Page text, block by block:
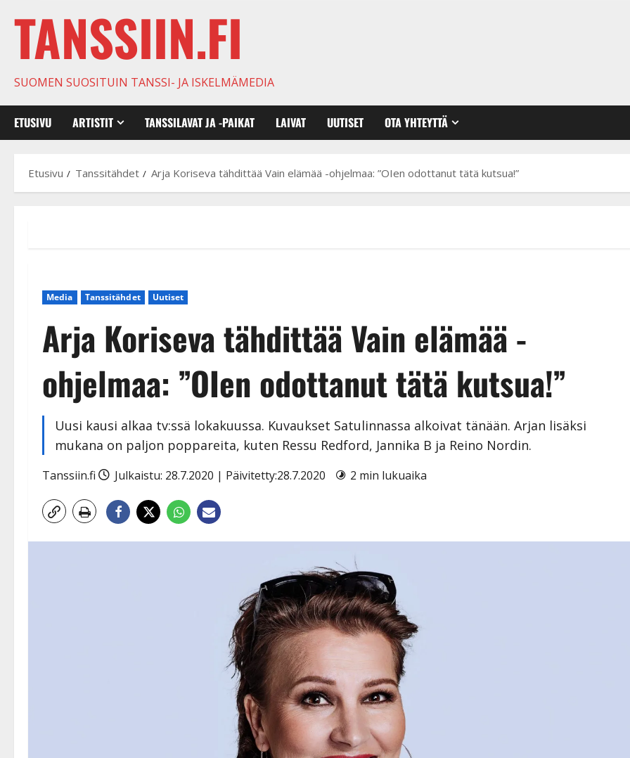
TANSSIIN.FI
SUOMEN SUOSITUIN TANSSI- JA ISKELMÄMEDIA
ETUSIVU ARTISTIT TANSSILAVAT JA -PAIKAT LAIVAT UUTISET OTA YHTEYTTÄ
Etusivu Tanssitähdet Arja Koriseva tähdittää Vain elämää -ohjelmaa: ”OIen odottanut tätä kutsua!”
Media Tanssitähdet Uutiset
Arja Koriseva tähdittää Vain elämää -
ohjelmaa: ”OIen odottanut tätä kutsua!”
Uusi kausi alkaa tv:ssä lokakuussa. Kuvaukset Satulinnassa alkoivat tänään. Arjan lisäksi
mukana on paljon poppareita, kuten Ressu Redford, Jannika B ja Reino Nordin.
Tanssiin.fi Julkaistu: 28.7.2020 | Päivitetty:28.7.2020 2 min lukuaika